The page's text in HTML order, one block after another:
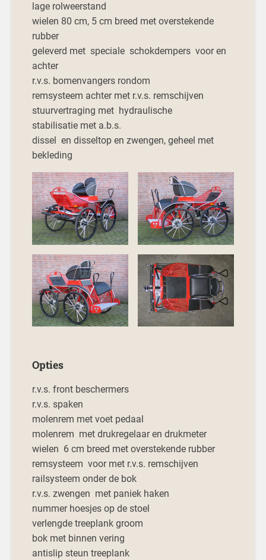
lage rolweerstand
wielen 80 cm, 5 cm breed met overstekende
rubber
geleverd met speciale schokdempers voor en
achter
r.v.s. bomenvangers rondom
remsysteem achter met r.v.s. remschijven
stuurvertraging met hydraulische
stabilisatie met a.b.s.
dissel en disseltop en zwengen, geheel met
bekleding
Opties
r.v.s. front beschermers
r.v.s. spaken
molenrem met voet pedaal
molenrem met drukregelaar en drukmeter
wielen 6 cm breed met overstekende rubber
remsysteem voor met r.v.s. remschijven
railsysteem onder de bok
r.v.s. zwengen met paniek haken
nummer hoesjes op de stoel
verlengde treeplank groom
bok met binnen vering
antislip steun treeplank